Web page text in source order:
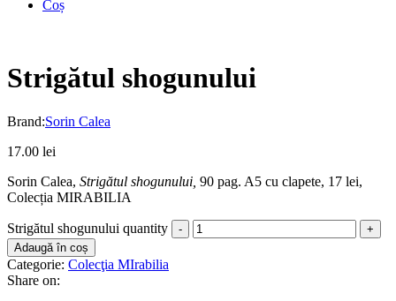
Coș
Strigătul shogunului
Brand:Sorin Calea
17.00 lei
Sorin Calea, Strigătul shogunului, 90 pag. A5 cu clapete, 17 lei,
Colecția MIRABILIA
Strigătul shogunului quantity
Adaugă în coș
Categorie: Colecţia MIrabilia
Share on: